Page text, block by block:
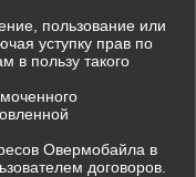
пользование или
уступку прав по
в пользу такого
Овермобайла в
договоров.